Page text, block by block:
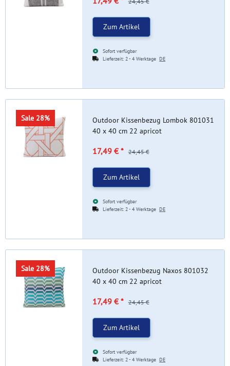
Zum Artikel
Sofort verfügbar
Lieferzeit:2 - 4 WerktageDE
Sale 28%
Outdoor Kissenbezug Lombok 801031
40 x 40 cm 22 apricot
17,49 € * 24,45 €
Zum Artikel
Sofort verfügbar
Lieferzeit:2 - 4 WerktageDE
Sale 28%
Outdoor Kissenbezug Naxos 801032
40 x 40 cm 22 apricot
17,49 € * 24,45 €
Zum Artikel
Sofort verfügbar
Lieferzeit:2 - 4 WerktageDE